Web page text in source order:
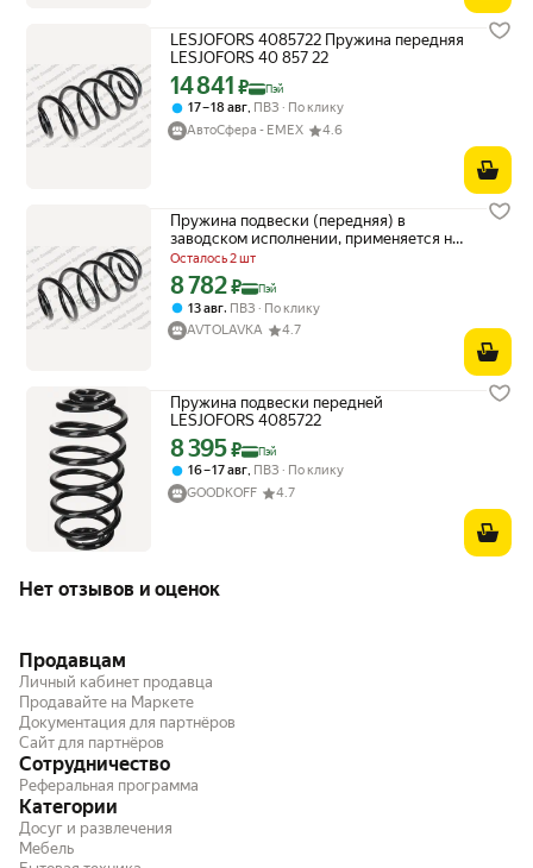
LESJOFORS 4085722 Пружина передняя
LESJOFORS 40 857 22
Цена с картой Яндекс Пэй 14841 ₽ вместо
14 841 ₽ Пэй
17 – 18 авг ПВЗ
По клику
АвтоСфера - ЕМЕХ
4.6
Пружина подвески (передняя) в
заводском исполнении, применяется на
Skoda Yeti, с 2009 года. Lesjofors арт.
4085722
Осталось 2 шт
Цена с картой Яндекс Пэй 8782 ₽ вместо
8 782₽ Пэй
13 авг, ПВЗ
По клику
AVTOLAVKA
4.7
Пружина подвески передней
LESJOFORS 4085722
Цена с картой Яндекс Пэй 8395 ₽ вместо
8 395₽ Пэй
16 – 17 авг, ПВЗ
По клику
GOODKOFF
4.7
Нет отзывов и оценок
Продавцам
Личный кабинет продавца
Продавайте на Маркете
Документация для партнёров
Сайт для партнёров
Сотрудничество
Реферальная программа
Категории
Досуг и развлечения
Мебель